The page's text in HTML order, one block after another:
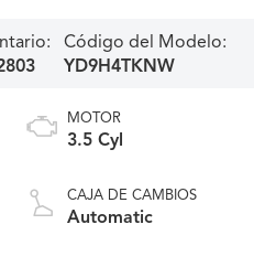
Código del Modelo:
YD9H4TKNW
MOTOR
3.5 Cyl
CAJA DE CAMBIOS
Automatic